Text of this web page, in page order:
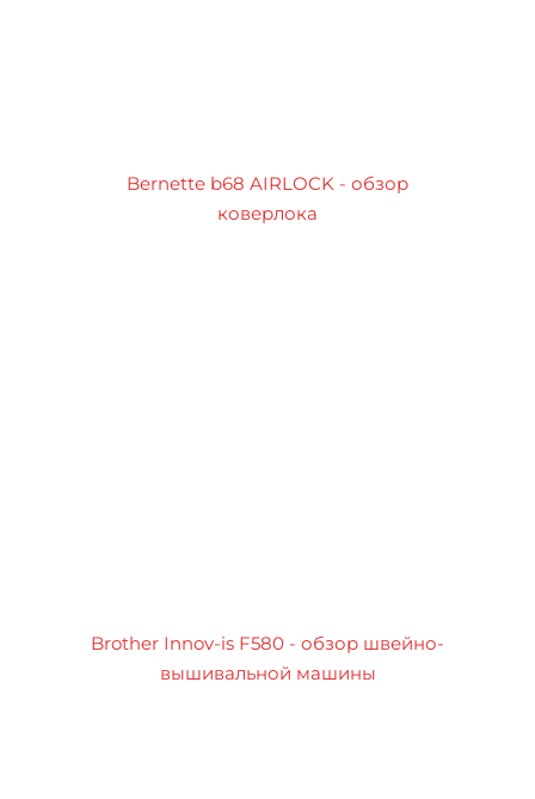
Bernette b68 AIRLOCK - обзор
коверлока
Brother Innov-is F580 - обзор швейно-
вышивальной машины